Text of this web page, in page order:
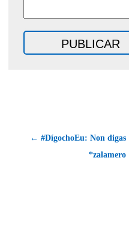
← #DígochoEu: Non digas
*zalamero